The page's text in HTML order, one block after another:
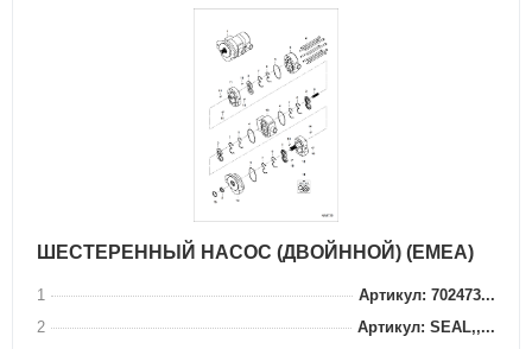
ШЕСТЕРЕННЫЙ НАСОС (ДВОЙННОЙ) (EMEA)
1
Артикул: 702473...
2
Артикул: SEAL,,...